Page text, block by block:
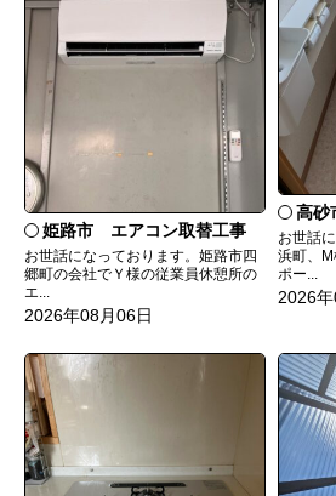
姫路市 エアコン取替工事
お世話になっております。姫路市四
郷町の会社でＹ様の従業員休憩所の
エ...
2026年08月06日
高
お世話
浜町、
ポー...
2026